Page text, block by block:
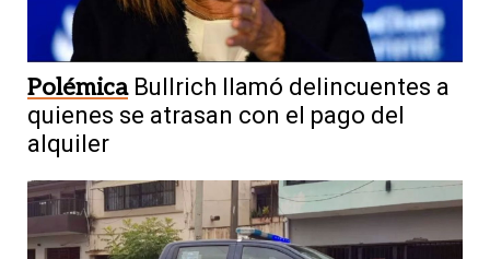
Polémica Bullrich llamó delincuentes a
quienes se atrasan con el pago del
alquiler